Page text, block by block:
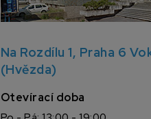
Na Rozdílu 1, Praha 6
(Hvězda)
Otevírací doba